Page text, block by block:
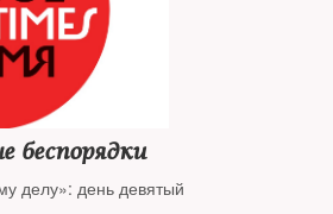
беспорядки
делу»: день девятый